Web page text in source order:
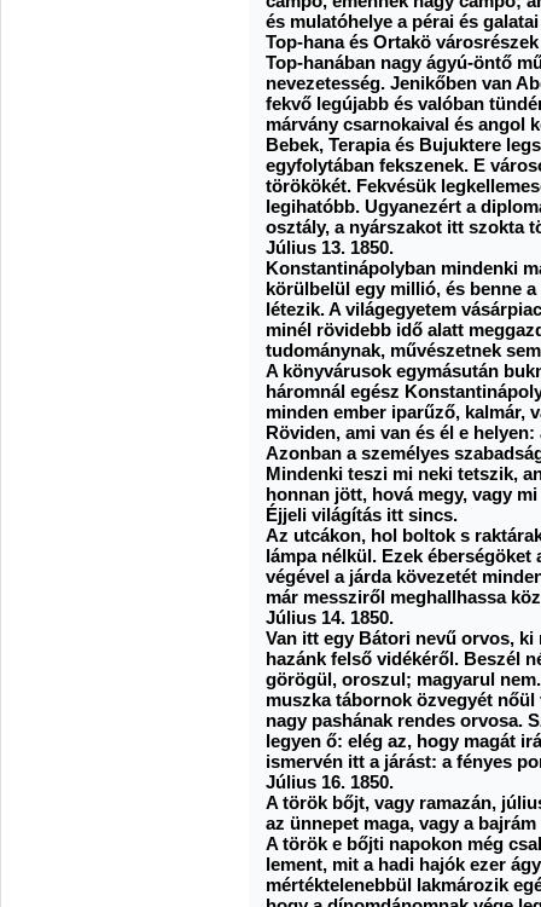
és mulatóhelye a pérai és
Top-hana és Ortakö
Top-hanában nagy ágyú-öntő
nevezetesség. Jenikőben van
fekvő legújabb és valóban
márvány csarnokaival és angol
Bebek, Terapia és Bujuktere
egyfolytában fekszenek. E
törökökét. Fekvésük
legihatóbb. Ugyanezért a
osztály, a nyárszakot itt szokta
Július 13. 1850.
Konstantinápolyban mindenki
körülbelül egy millió, és benne
létezik. A világegyetem
minél rövidebb idő alatt
tudománynak, művészetnek
A könyvárusok egymásután
háromnál egész
minden ember iparűző, kalmár,
Röviden, ami van és él e
Azonban a személyes
Mindenki teszi mi neki tetszik,
honnan jött, hová megy, vagy
Éjjeli világítás itt sincs.
Az utcákon, hol boltok s
lámpa nélkül. Ezek
végével a járda kövezetét
már messziről meghallhassa
Július 14. 1850.
Van itt egy Bátori nevű orvos,
hazánk felső vidékéről. Beszél
görögül, oroszul; magyarul
muszka tábornok özvegyét
nagy pashának rendes orvosa.
legyen ő: elég az, hogy magát
ismervén itt a járást: a fényes
Július 16. 1850.
A török bőjt, vagy ramazán,
az ünnepet maga, vagy a
A török e bőjti napokon még
lement, mit a hadi hajók ezer
mértéktelenebbül lakmározik